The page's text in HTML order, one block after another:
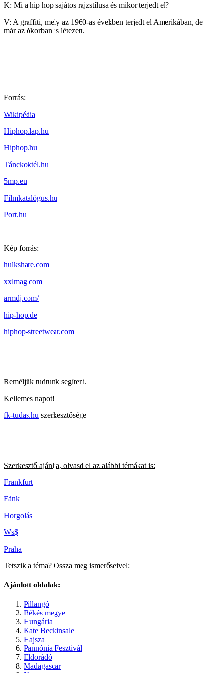
K: Mi a hip hop sajátos rajzstílusa és mikor terjedt el?
V: A graffiti, mely az 1960-as években terjedt el Amerikában, de
már az ókorban is létezett.
Forrás:
Wikipédia
Hiphop.lap.hu
Hiphop.hu
Tánckoktél.hu
5mp.eu
Filmkatalógus.hu
Port.hu
Kép forrás:
hulkshare.com
xxlmag.com
armdj.com/
hip-hop.de
hiphop-streetwear.com
Reméljük tudtunk segíteni.
Kellemes napot!
fk-tudas.hu szerkesztősége
Szerkesztő ajánlja, olvasd el az alábbi témákat is:
Frankfurt
Fánk
Horgolás
Ws$
Praha
Tetszik a téma? Ossza meg ismerőseivel:
Ajánlott oldalak:
Pillangó
Békés megye
Hungária
Kate Beckinsale
Hajsza
Pannónia Fesztivál
Eldorádó
Madagascar